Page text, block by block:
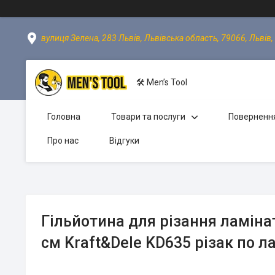
вулиця Зелена, 283 Львів, Львівська область, 79066, Львів,
🛠 Men’s Tool
Головна Товари та послуги
Про нас Відгуки
Гільйотина для різання
см Kraft&Dele KD635 різак по